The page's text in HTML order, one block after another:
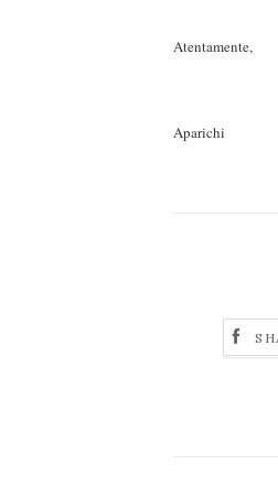
Atentamente,
Aparichi